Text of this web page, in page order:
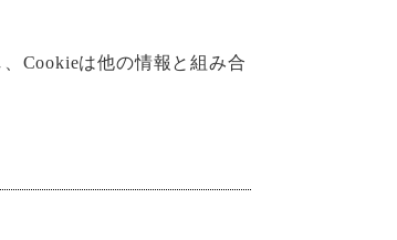
Cookieは他の情報と組み合